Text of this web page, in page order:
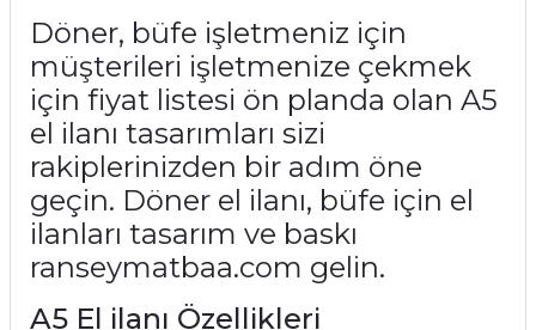
Döner, büfe işletmeniz için
müşterileri işletmenize çekmek
için fiyat listesi ön planda olan A5
el ilanı tasarımları sizi
rakiplerinizden bir adım öne
geçin. Döner el ilanı, büfe için el
ilanları tasarım ve baskı
ranseymatbaa.com gelin.
A5 El ilanı Özellikleri